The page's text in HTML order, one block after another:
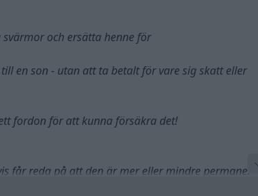
och ersätta henne för
en son - utan att ta betalt för vare sig skatt eller
fordon för att kunna försäkra det!
får reda på att den är mer eller mindre permanent